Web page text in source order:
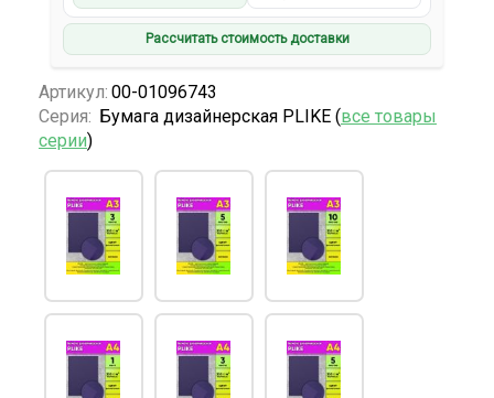
Рассчитать стоимость доставки
Артикул: 00-01096743
Серия: Бумага дизайнерская PLIKE (все товары
серии)